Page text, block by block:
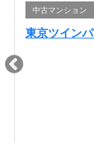
中古マンション
東京ツイン